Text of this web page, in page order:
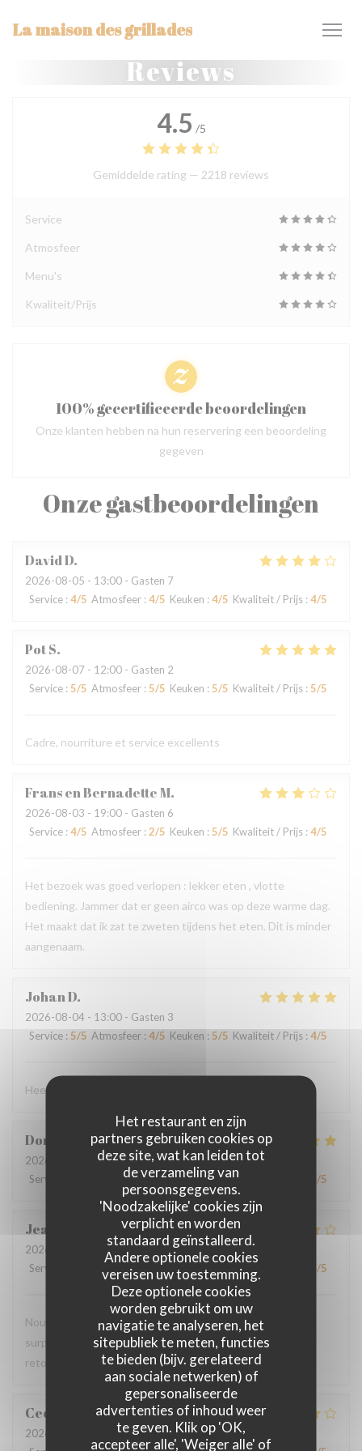
Het restaurant en zijn
partners gebruiken cookies op
deze site, wat kan leiden tot
de verzameling van
persoonsgegevens.
'Noodzakelijke' cookies zijn
verplicht en worden
standaard geïnstalleerd.
Andere optionele cookies
vereisen uw toestemming.
Deze optionele cookies
worden gebruikt om uw
navigatie te analyseren, het
sitepubliek te meten, functies
te bieden (bijv. gerelateerd
aan sociale netwerken) of
gepersonaliseerde
advertenties of inhoud weer
te geven. Klik op 'OK,
accepteer alle', 'Weiger alle' of
La maison des grillades
Reviews
Onze gastbeoordelingen
DavidD
2026-08-05 - 13:00 - Gasten 7
Service : 4/5 Atmosfeer : 4/5 Keuken : 4/5 Kwaliteit / Prijs : 4/5
PotS
2026-08-07 - 12:00 - Gasten 2
Service : 5/5 Atmosfeer : 5/5 Keuken : 5/5 Kwaliteit / Prijs : 5/5
Cadre, nourriture et service excellents
Frans en BernadetteM
2026-08-03 - 19:00 - Gasten 6
Service : 4/5 Atmosfeer : 2/5 Keuken : 5/5 Kwaliteit / Prijs : 4/5
Het bezoek was goed verlopen : lekker eten , vlotte
bediening. Jammer dat er geen airco was op deze warme dag.
Het maakt dat ik zat te zweten tijdens het eten. Dit is minder
aangenaam.
JohanD
2026-08-04 - 13:00 - Gasten 3
Service : 5/5 Atmosfeer : 4/5 Keuken : 5/5 Kwaliteit / Prijs : 4/5
Heel verzorgde ontvangst - lekker eten
Dorothée M
2026-08-01
- 19:00 - Gasten 3
Service
Atmosfeer :5/5 Keuken:5 /5 Kwaliteit / Prijs /5
Jean-Marie
2026-07-29
- 19:45 - Gasten 2
Service
Atmosfeer /5 Keuken : Kwaliteit / Prijs /5
Nous avons pris le menu proposé et ce fut une agréable
surprise, le filet de viande BBB super délicieux Nous y
retournerons
Cedric
2026-07-22
- 18:30 - Gasten 2
4.5 /5
Gemiddelde rating — 2218 reviews
Service
Atmosfeer
Menu's
Kwaliteit/Prijs
100% gecertificeerde beoordelingen
Onze klanten hebben na hun reservering een beoordeling
gegeven